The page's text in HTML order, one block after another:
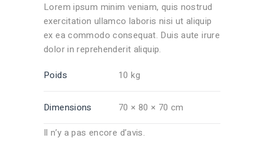
Lorem ipsum minim veniam, quis nostrud
exercitation ullamco laboris nisi ut aliquip
ex ea commodo consequat. Duis aute irure
dolor in reprehenderit aliquip.
Poids
10 kg
Dimensions
70 × 80 × 70 cm
Il n’y a pas encore d’avis.